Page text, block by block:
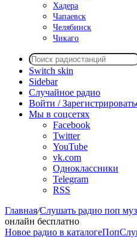
Хадера
Чапаевск
Челябинск
Чикаго
Switch skin
Sidebar
Случайное радио
Войти /
Мы в соцсетях
Facebook
Twitter
YouTube
vk.com
Одноклассники
Telegram
RSS
Главная/Слушать радио поп
онлайн бесплатно
Новое радио в каталогеПоп